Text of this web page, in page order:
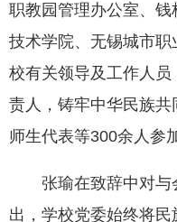
职教园管理办公室、
技术学院、无锡城市
校有关领导及工作人
责人，铸牢中华民族
师生代表等300余人参
张瑜在致辞中对与
出，学校党委始终将